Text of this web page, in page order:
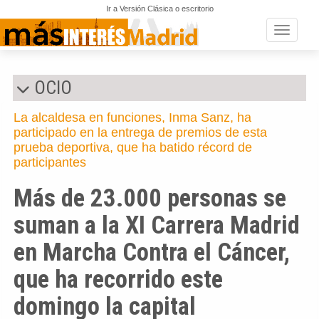
Ir a Versión Clásica o escritorio
Toggle
OCIO
La alcaldesa en funciones, Inma Sanz, ha
participado en la entrega de premios de esta
prueba deportiva, que ha batido récord de
participantes
Más de 23.000 personas se
suman a la XI Carrera Madrid
en Marcha Contra el Cáncer,
que ha recorrido este
domingo la capital